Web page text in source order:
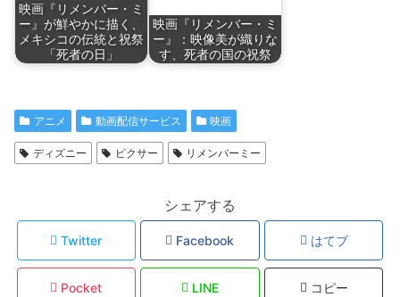
映画『リメンバー・ミ
ー』が鮮やかに描く、
メキシコの伝統と祝祭
「死者の日」
映画『リメンバー・ミ
ー』：映像美が織りな
す、死者の国の祝祭
アニメ 動画配信サービス 映画
ディズニー ピクサー リメンバーミー
シェアする
Twitter Facebook はてブ
Pocket LINE コピー